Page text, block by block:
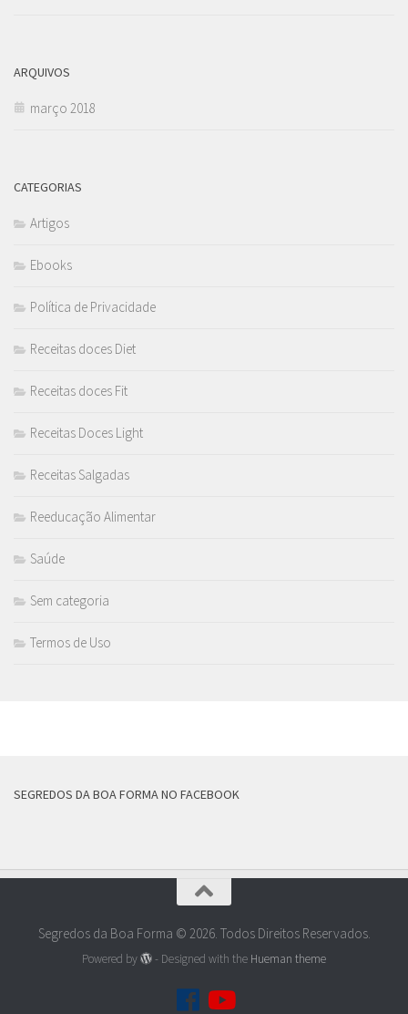
ARQUIVOS
março 2018
CATEGORIAS
Artigos
Ebooks
Política de Privacidade
Receitas doces Diet
Receitas doces Fit
Receitas Doces Light
Receitas Salgadas
Reeducação Alimentar
Saúde
Sem categoria
Termos de Uso
SEGREDOS DA BOA FORMA NO FACEBOOK
Segredos da Boa Forma © 2026. Todos Direitos Reservados.
Powered by - Designed with the Hueman theme